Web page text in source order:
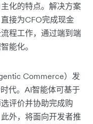
化的特点。解决方案
接为CFO完成现金
程工作，通过端到端
能化。
Commerce）发
代。AI智能体可基于
评价并协助完成购
外，将面向开发者推